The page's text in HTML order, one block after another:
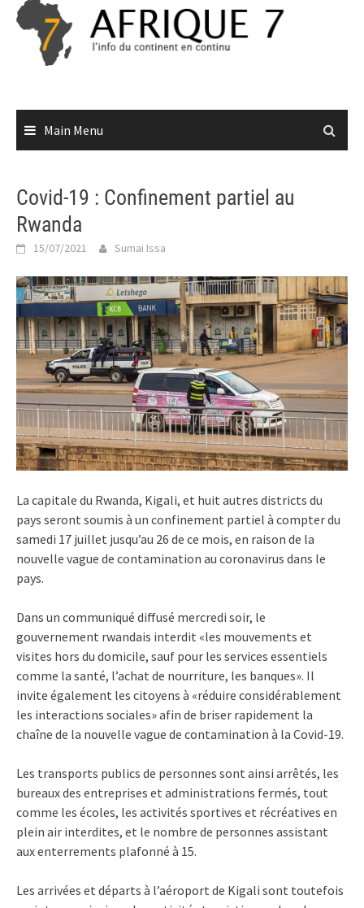
Skip
content
Main Menu
Covid-19 : Confinement partiel au
Rwanda
15/07/2021 Sumai Issa
La capitale du Rwanda, Kigali, et huit autres districts du
pays seront soumis à un confinement partiel à compter du
samedi 17 juillet jusqu’au 26 de ce mois, en raison de la
nouvelle vague de contamination au coronavirus dans le
pays.
Dans un communiqué diffusé mercredi soir, le
gouvernement rwandais interdit «les mouvements et
visites hors du domicile, sauf pour les services essentiels
comme la santé, l’achat de nourriture, les banques». Il
invite également les citoyens à «réduire considérablement
les interactions sociales» afin de briser rapidement la
chaîne de la nouvelle vague de contamination à la Covid-19.
Les transports publics de personnes sont ainsi arrêtés, les
bureaux des entreprises et administrations fermés, tout
comme les écoles, les activités sportives et récréatives en
plein air interdites, et le nombre de personnes assistant
aux enterrements plafonné à 15.
Les arrivées et départs à l’aéroport de Kigali sont toutefois